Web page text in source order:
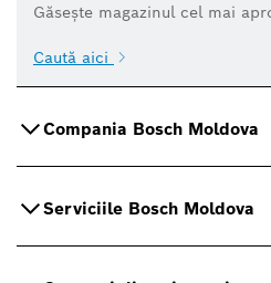
Găsește magazinul cel mai
Caută aici
Compania Bosch Moldova
Serviciile Bosch Moldova